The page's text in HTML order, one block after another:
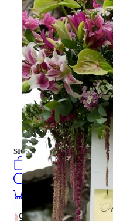
SIGN IN SIGN UP
0öğeler
Search
öğeler 0.00 ₺